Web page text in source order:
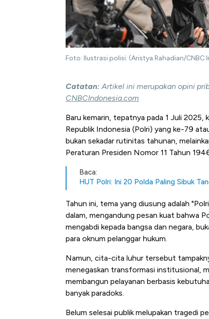
Foto: Ilustrasi polisi. (Aristya Rahadian/CNBC
Catatan: Artikel ini merupakan opini
CNBCIndonesia.com
Baru kemarin, tepatnya pada 1 Juli 2025,
Republik Indonesia (Polri) yang ke-79
bukan sekadar rutinitas tahunan,
Peraturan Presiden Nomor 11 Tahun
Baca:
HUT Polri: Ini 20 Polda Paling Sibuk
Tahun ini, tema yang diusung adalah
dalam, mengandung pesan kuat bahwa
mengabdi kepada bangsa dan negara,
para oknum pelanggar hukum.
Namun, cita-cita luhur tersebut
menegaskan transformasi institusional,
membangun pelayanan berbasis
banyak paradoks.
Belum selesai publik melupakan tragedi